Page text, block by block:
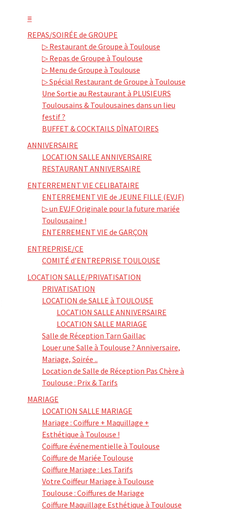
≡
REPAS/SOIRÉE de GROUPE
▷ Restaurant de Groupe à Toulouse
▷ Repas de Groupe à Toulouse
▷ Menu de Groupe à Toulouse
▷ Spécial Restaurant de Groupe à Toulouse
Une Sortie au Restaurant à PLUSIEURS
Toulousains & Toulousaines dans un lieu
festif ?
BUFFET & COCKTAILS DÎNATOIRES
ANNIVERSAIRE
LOCATION SALLE ANNIVERSAIRE
RESTAURANT ANNIVERSAIRE
ENTERREMENT VIE CELIBATAIRE
ENTERREMENT VIE de JEUNE FILLE (EVJF)
▷ un EVJF Originale pour la future mariée
Toulousaine !
ENTERREMENT VIE de GARÇON
ENTREPRISE/CE
COMITÉ d’ENTREPRISE TOULOUSE
LOCATION SALLE/PRIVATISATION
PRIVATISATION
LOCATION de SALLE à TOULOUSE
LOCATION SALLE ANNIVERSAIRE
LOCATION SALLE MARIAGE
Salle de Réception Tarn Gaillac
Louer une Salle à Toulouse ? Anniversaire,
Mariage, Soirée ..
Location de Salle de Réception Pas Chère à
Toulouse : Prix & Tarifs
MARIAGE
LOCATION SALLE MARIAGE
Mariage : Coiffure + Maquillage +
Esthétique à Toulouse !
Coiffure événementielle à Toulouse
Coiffure de Mariée Toulouse
Coiffure Mariage : Les Tarifs
Votre Coiffeur Mariage à Toulouse
Toulouse : Coiffures de Mariage
Coiffure Maquillage Esthétique à Toulouse